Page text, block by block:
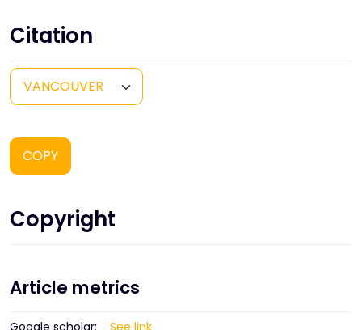
Citation
COPY
Copyright
Article metrics
Google scholar: See link